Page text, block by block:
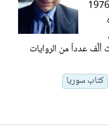
وحصل على شهادة الماجستير في العام 1976
ألَّف عدداً من الروايات
كتاب سوريا